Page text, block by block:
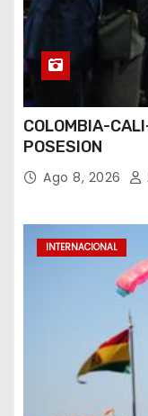
COLOMBIA-
POSESION
Ago 8, 2026
INTERNACIONAL